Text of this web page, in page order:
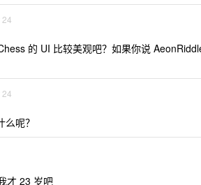
24
的 UI 比较美观吧？如果你说
24
么呢？
才 23 岁吧